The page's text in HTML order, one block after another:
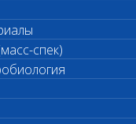
спек)